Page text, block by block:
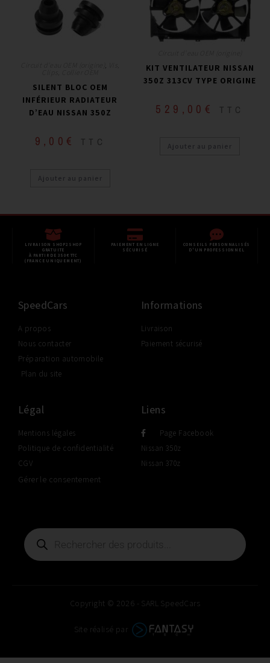
,
SILENT BLOC OEM
INFÉRIEUR RADIATEUR
D’EAU NISSAN 350Z
9,00 € TTC
Ajouter au panier
KIT VENTILATEUR NISSAN
350Z 313CV TYPE ORIGINE
529,00 € TTC
Ajouter au panier
LIVRAISON SHOP2SHOP
GRATUITE
À PARTIR DE 350€ TTC
(FRANCE UNIQUEMENT)
PAIEMENT EN LIGNE
SÉCURISÉ
CONSEILS PERSONNALISÉS
D'UN PROFESSIONNEL
SpeedCars
A propos
Nous contacter
Préparation automobile
Plan du site
Informations
Livraison
Paiement sécurisé
Légal
Mentions légales
Politique de confidentialité
CGV
Gérer le consentement
Liens
Page Facebook
Nissan 350z
Nissan 370z
Copyright © 2026 - SARL SpeedCars
Site réalisé par